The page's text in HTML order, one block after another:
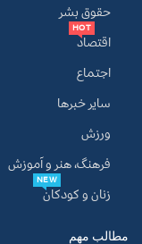
حقوق بشر
اقتصاد
HOT
اجتماع
سایر خبرها
ورزش
فرهنگ، هنر و آموزش
زنان و کودکان
NEW
مطالب مهم